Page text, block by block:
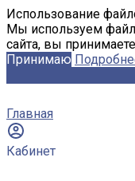
Использование
Мы используем
сайта, вы
Принимаю
Главная
Кабинет